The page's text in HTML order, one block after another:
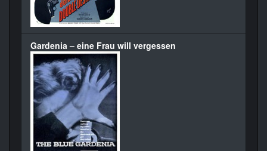
Gardenia – eine Frau will vergessen